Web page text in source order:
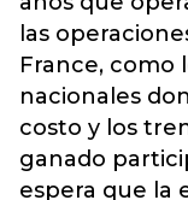
las
France, como
nacionales
costo y los
ganado
espera que la